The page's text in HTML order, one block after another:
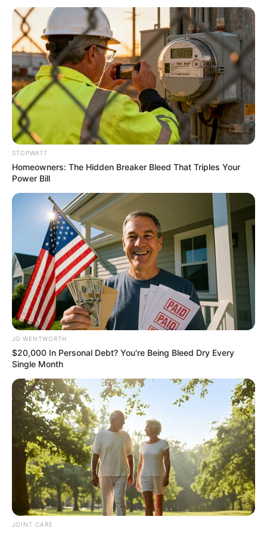
Blood Sugar Is Not From Sweets! Meet The Main
Enemy Of Blood Sugar
GLYCOGEN SUPPORT
Endocrinologist: If You Have Diabetes, Read This
Before It's Removed!
STOPWATT
Homeowners: The Hidden Breaker Bleed That Triples Your
Power Bill
JG WENTWORTH
$20,000 In Personal Debt? You're Being Bleed Dry Every
Single Month
JOINT CARE